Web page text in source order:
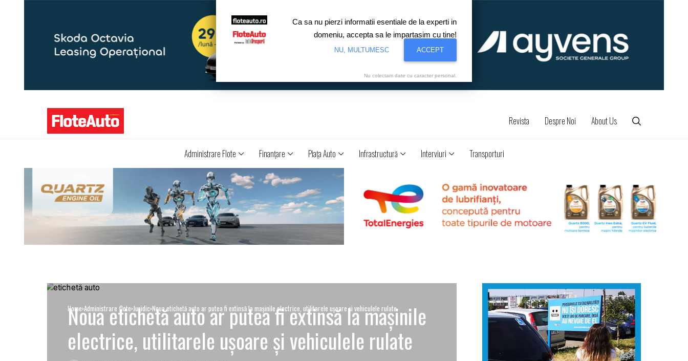
Revista Despre Noi About Us
Administrare Flote Finanţare Piaţa Auto Infrastructură Interviuri Transporturi
Home Administrare flote Juridic Noua etichetă auto ar putea fi extinsă la mașinile electrice, utilitarele ușoare și vehiculele rulate
Noua etichetă auto ar putea fi extinsă la mașinile
electrice, utilitarele ușoare și vehiculele rulate
Ca sa nu pierzi informatii esentiale de la experti in
domeniu, accepta sa le impartasim cu tine!
NU, MULTUMESC ACCEPT
Nu colectam date cu caracter personal.